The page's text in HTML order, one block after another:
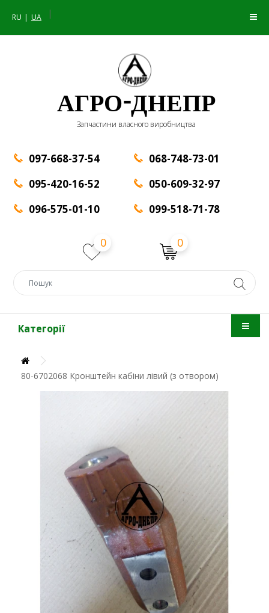
RU UA |
АГРО-ДНЕПР
Запчастини власного виробництва
097-668-37-54
095-420-16-52
096-575-01-10
068-748-73-01
050-609-32-97
099-518-71-78
0 0
Категорії
80-6702068 Кронштейн кабіни лівий (з отвором)